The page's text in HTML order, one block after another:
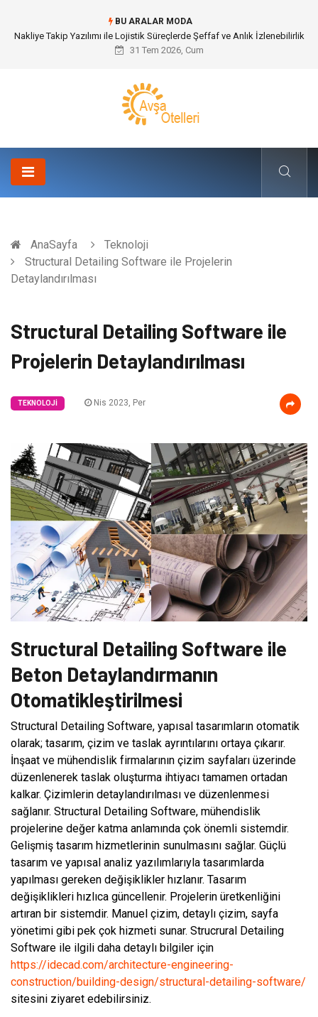
BU ARALAR MODA
Galericilik Belgesi Almanın Avantajları Nelerdir?
31 Tem 2026, Cum
AnaSayfa
Teknoloji
Structural Detailing Software ile Projelerin
Detaylandırılması
Structural Detailing Software ile
Projelerin Detaylandırılması
TEKNOLOJI Nis 2023, Per
Structural Detailing Software ile
Beton Detaylandırmanın
Otomatikleştirilmesi
Structural Detailing Software, yapısal tasarımların otomatik
olarak; tasarım, çizim ve taslak ayrıntılarını ortaya çıkarır.
İnşaat ve mühendislik firmalarının çizim sayfaları üzerinde
düzenlenerek taslak oluşturma ihtiyacı tamamen ortadan
kalkar. Çizimlerin detaylandırılması ve düzenlenmesi
sağlanır. Structural Detailing Software, mühendislik
projelerine değer katma anlamında çok önemli sistemdir.
Gelişmiş tasarım hizmetlerinin sunulmasını sağlar. Güçlü
tasarım ve yapısal analiz yazılımlarıyla tasarımlarda
yapılması gereken değişiklikler hızlanır. Tasarım
değişiklikleri hızlıca güncellenir. Projelerin üretkenliğini
artıran bir sistemdir. Manuel çizim, detaylı çizim, sayfa
yönetimi gibi pek çok hizmeti sunar. Strucrural Detailing
Software ile ilgili daha detaylı bilgiler için
https://idecad.com/architecture-engineering-
construction/building-design/structural-detailing-software/
sitesini ziyaret edebilirsiniz.